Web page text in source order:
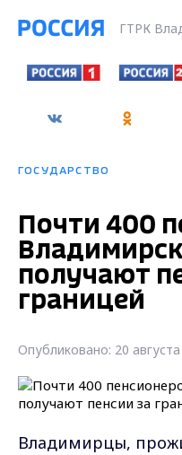
ГТРК
ГОСУДАРСТВО
Почти 400
получают
границей
Опубликовано: 20
Владимирцы,